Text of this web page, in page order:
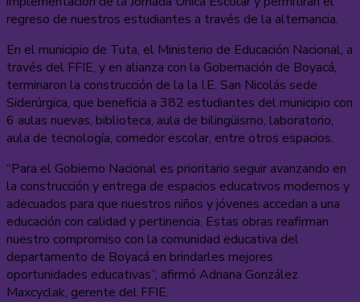
regreso de nuestros estudiantes a través de la alternancia.
En el municipio de Tuta, el Ministerio de Educación Nacional, a
través del FFIE, y en alianza con la Gobernación de Boyacá,
terminaron la construcción de la la I.E. San Nicolás sede
Siderúrgica, que beneficia a 382 estudiantes del municipio con
6 aulas nuevas, biblioteca, aula de bilingüismo, laboratorio,
aula de tecnología, comedor escolar, entre otros espacios.
“Para el Gobierno Nacional es prioritario seguir avanzando en
la construcción y entrega de espacios educativos modernos y
adecuados para que nuestros niños y jóvenes accedan a una
educación con calidad y pertinencia. Estas obras reafirman
nuestro compromiso con la comunidad educativa del
departamento de Boyacá en brindarles mejores
oportunidades educativas”, afirmó Adriana González
Maxcyclak, gerente del FFIE.